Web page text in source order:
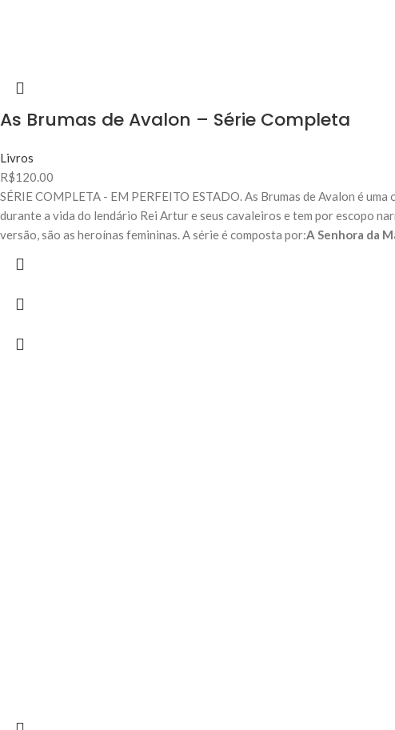
As Brumas de Avalon – Série Completa
Livros
R$120.00
SÉRIE COMPLETA - EM PERFEITO ESTADO. As Brumas de Avalon é
durante a vida do lendário Rei Artur e seus cavaleiros e tem por escopo
versão, são as heroínas femininas. A série é composta por:A Senhora da